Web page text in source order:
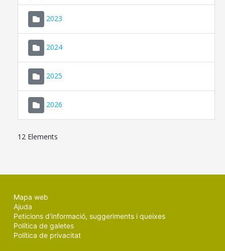
2023
2024
2025
2026
12 Elements
Mapa web
Ajuda
Peticions d'informació, suggeriments i queixes
Política de galetes
Política de privacitat